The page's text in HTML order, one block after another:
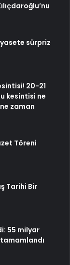
sürpriz
20-21
kesintisi ne
zaman
Töreni
Tarihi Bir
55 milyar